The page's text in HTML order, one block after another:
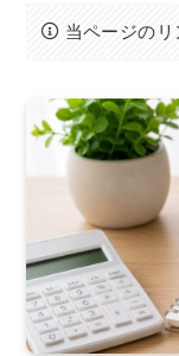
当ページのリ